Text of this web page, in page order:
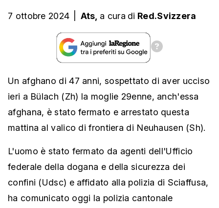
7 ottobre 2024 Ats, a cura di Red.Svizzera
Un afghano di 47 anni, sospettato di aver ucciso
ieri a Bülach (Zh) la moglie 29enne, anch'essa
afghana, è stato fermato e arrestato questa
mattina al valico di frontiera di Neuhausen (Sh).
L'uomo è stato fermato da agenti dell'Ufficio
federale della dogana e della sicurezza dei
confini (Udsc) e affidato alla polizia di Sciaffusa,
ha comunicato oggi la polizia cantonale